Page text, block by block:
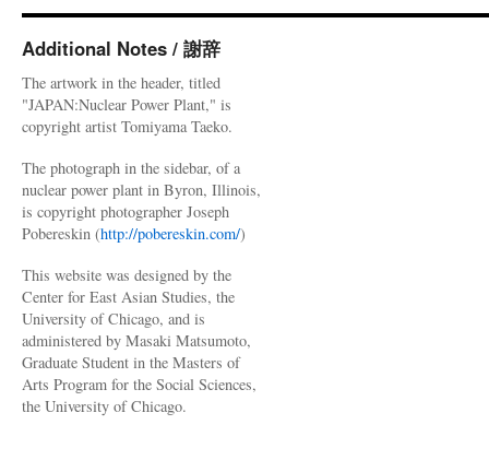
Additional Notes / 謝辞
The artwork in the header, titled
"JAPAN:Nuclear Power Plant," is
copyright artist Tomiyama Taeko.
The photograph in the sidebar, of a
nuclear power plant in Byron, Illinois,
is copyright photographer Joseph
Pobereskin (http://pobereskin.com/)
This website was designed by the
Center for East Asian Studies, the
University of Chicago, and is
administered by Masaki Matsumoto,
Graduate Student in the Masters of
Arts Program for the Social Sciences,
the University of Chicago.